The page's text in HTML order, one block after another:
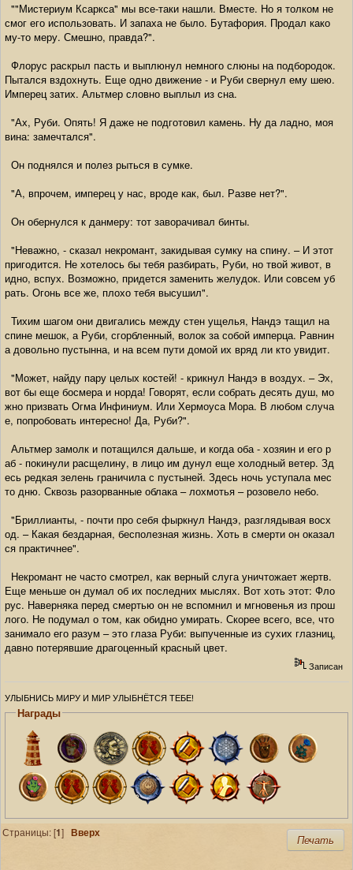
""Мистериум Ксаркса" мы все-таки нашли. Вместе. Но я толком не
смог его использовать. И запаха не было. Бутафория. Продал како
му-то меру. Смешно, правда?".
Флорус раскрыл пасть и выплюнул немного слюны на подбородок.
Пытался вздохнуть. Еще одно движение - и Руби свернул ему шею.
Имперец затих. Альтмер словно выплыл из сна.
"Ах, Руби. Опять! Я даже не подготовил камень. Ну да ладно, моя
вина: замечтался".
Он поднялся и полез рыться в сумке.
"А, впрочем, имперец у нас, вроде как, был. Разве нет?".
Он обернулся к данмеру: тот заворачивал бинты.
"Неважно, - сказал некромант, закидывая сумку на спину. – И этот
пригодится. Не хотелось бы тебя разбирать, Руби, но твой живот, в
идно, вспух. Возможно, придется заменить желудок. Или совсем уб
рать. Огонь все же, плохо тебя высушил".
Тихим шагом они двигались между стен ущелья, Нандэ тащил на
спине мешок, а Руби, сгорбленный, волок за собой имперца. Равнин
а довольно пустынна, и на всем пути домой их вряд ли кто увидит.
"Может, найду пару целых костей! - крикнул Нандэ в воздух. – Эх,
вот бы еще босмера и норда! Говорят, если собрать десять душ, мо
жно призвать Огма Инфиниум. Или Хермоуса Мора. В любом случа
е, попробовать интересно! Да, Руби?".
Альтмер замолк и потащился дальше, и когда оба - хозяин и его р
аб - покинули расщелину, в лицо им дунул еще холодный ветер. Зд
есь редкая зелень граничила с пустыней. Здесь ночь уступала мес
то дню. Сквозь разорванные облака – лохмотья – розовело небо.
"Бриллианты, - почти про себя фыркнул Нандэ, разглядывая восх
од. – Какая бездарная, бесполезная жизнь. Хоть в смерти он оказал
ся практичнее".
Некромант не часто смотрел, как верный слуга уничтожает жертв.
Еще меньше он думал об их последних мыслях. Вот хоть этот: Фло
рус. Наверняка перед смертью он не вспомнил и мгновенья из прош
лого. Не подумал о том, как обидно умирать. Скорее всего, все, что
занимало его разум – это глаза Руби: выпученные из сухих глазниц,
давно потерявшие драгоценный красный цвет.
Записан
УЛЫБНИСЬ МИРУ И МИР УЛЫБНЁТСЯ ТЕБЕ!
Награды
Печать
Страницы: [1]Вверх